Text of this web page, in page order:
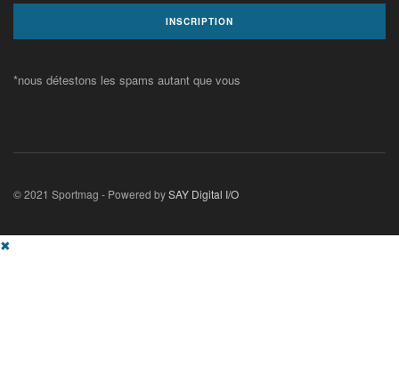
*nous détestons les spams autant que vous
© 2021 Sportmag - Powered bySAY Digital I/O
✖